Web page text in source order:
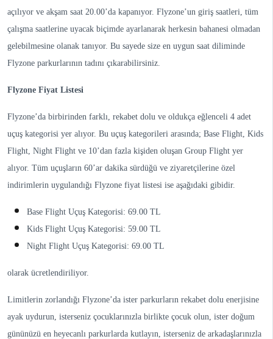
açılıyor ve akşam saat 20.00’da kapanıyor. Flyzone’un giriş saatleri, tüm
çalışma saatlerine uyacak biçimde ayarlanarak herkesin bahanesi olmadan
gelebilmesine olanak tanıyor. Bu sayede size en uygun saat diliminde
Flyzone parkurlarının tadını çıkarabilirsiniz.
Flyzone Fiyat Listesi
Flyzone’da birbirinden farklı, rekabet dolu ve oldukça eğlenceli 4 adet
uçuş kategorisi yer alıyor. Bu uçuş kategorileri arasında; Base Flight, Kids
Flight, Night Flight ve 10’dan fazla kişiden oluşan Group Flight yer
alıyor. Tüm uçuşların 60’ar dakika sürdüğü ve ziyaretçilerine özel
indirimlerin uygulandığı Flyzone fiyat listesi ise aşağıdaki gibidir.
Base Flight Uçuş Kategorisi: 69.00 TL
Kids Flight Uçuş Kategorisi: 59.00 TL
Night Flight Uçuş Kategorisi: 69.00 TL
olarak ücretlendiriliyor.
Limitlerin zorlandığı Flyzone’da ister parkurların rekabet dolu enerjisine
ayak uydurun, isterseniz çocuklarınızla birlikte çocuk olun, ister doğum
gününüzü en heyecanlı parkurlarda kutlayın, isterseniz de arkadaşlarınızla